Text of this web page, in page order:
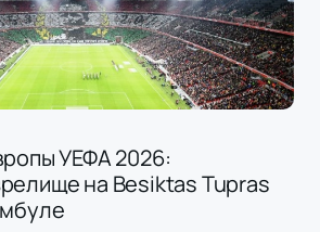
УЕФА 2026:
на Besiktas Tupras